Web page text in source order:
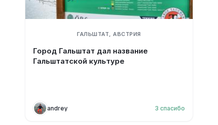
ГАЛЬШТАТ, АВСТРИЯ
Город Гальштат дал название
Гальштатской культуре
andrey 3 спасибо